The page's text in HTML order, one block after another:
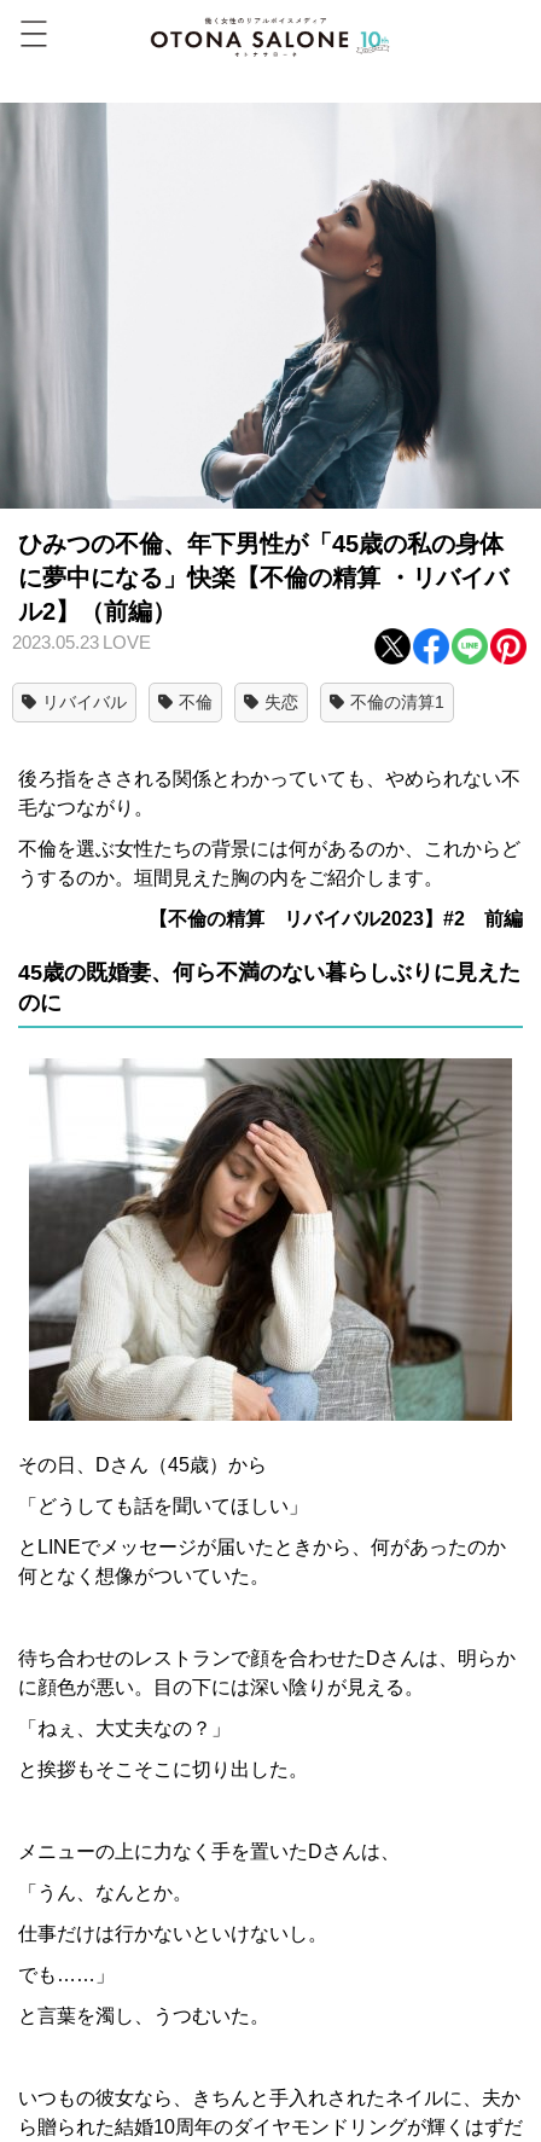
ひみつの不倫、年下男性が「45歳の私の身体
に夢中になる」快楽【不倫の精算 ・リバイバ
ル2】（前編）
2023.05.23 LOVE
リバイバル 不倫 失恋 不倫の清算1
後ろ指をさされる関係とわかっていても、やめられない不
毛なつながり。
不倫を選ぶ女性たちの背景には何があるのか、これからど
うするのか。垣間見えた胸の内をご紹介します。
【不倫の精算 リバイバル2023】#2 前編
45歳の既婚妻、何ら不満のない暮らしぶりに見えた
のに
その日、Dさん（45歳）から
「どうしても話を聞いてほしい」
とLINEでメッセージが届いたときから、何があったのか
何となく想像がついていた。
待ち合わせのレストランで顔を合わせたDさんは、明らか
に顔色が悪い。目の下には深い陰りが見える。
「ねぇ、大丈夫なの？」
と挨拶もそこそこに切り出した。
メニューの上に力なく手を置いたDさんは、
「うん、なんとか。
仕事だけは行かないといけないし。
でも……」
と言葉を濁し、うつむいた。
いつもの彼女なら、きちんと手入れされたネイルに、夫か
ら贈られた結婚10周年のダイヤモンドリングが輝くはずだ